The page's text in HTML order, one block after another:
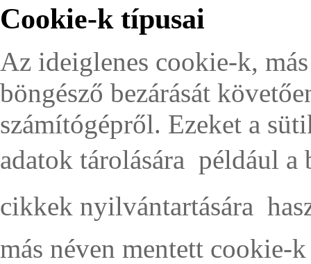
Cookie-k típusai
Az ideiglenes cookie-k,
böngésző bezárását
számítógépről. Ezeket a
adatok tárolására  például
cikkek nyilvántartására 
más néven mentett cookie-